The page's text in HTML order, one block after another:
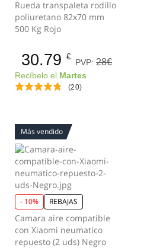
Rueda transpaleta rodillo
poliuretano 82x70 mm
500 Kg Rojo
30.79 €
PVP: 28€
Recíbelo el Martes
(20)
Más vendido
- 10% REBAJAS
Camara aire compatible
con Xiaomi neumatico
repuesto (2 uds) Negro